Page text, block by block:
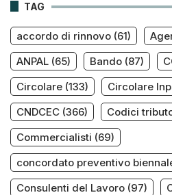
TAG
accordo di rinnovo (61)
ANPAL (65) Bando (87)
Circolare (133) Circolare
CNDCEC (366) Codici
Commercialisti (69)
concordato preventivo
Consulenti del Lavoro (97)